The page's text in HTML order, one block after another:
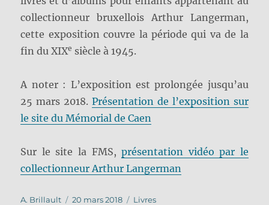
collectionneur bruxellois Arthur Langerman,
cette exposition couvre la période qui va de la
fin du XIXe siècle à 1945.
A noter : L’exposition est prolongée jusqu’au
25 mars 2018. Présentation de l’exposition sur
le site du Mémorial de Caen
Sur le site la FMS,présentation vidéo par le
collectionneur Arthur Langerman
Auteur
A. Brillault
Publié
20 mars 2018 Catégories
Livres